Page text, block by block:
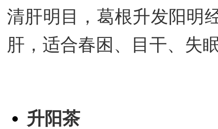
清肝明目，葛根升发阳明
肝，适合春困、目干、失
升阳茶